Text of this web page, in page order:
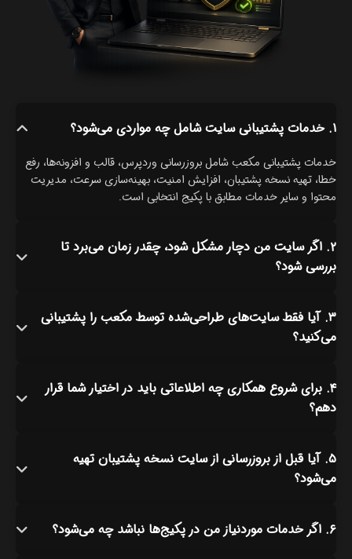
۱. خدمات پشتیبانی سایت شامل چه مواردی می‌شود؟
خدمات پشتیبانی مکعب شامل بروزرسانی وردپرس، قالب و افزونه‌ها، رفع
خطا، تهیه نسخه پشتیبان، افزایش امنیت، بهینه‌سازی سرعت، مدیریت
محتوا و سایر خدمات مطابق با پکیج انتخابی است.
۲. اگر سایت من دچار مشکل شود، چقدر زمان می‌برد تا
بررسی شود؟
۳. آیا فقط سایت‌های طراحی‌شده توسط مکعب را پشتیبانی
می‌کنید؟
۴. برای شروع همکاری چه اطلاعاتی باید در اختیار شما قرار
دهم؟
۵. آیا قبل از بروزرسانی از سایت نسخه پشتیبان تهیه
می‌شود؟
۶. اگر خدمات موردنیاز من در پکیج‌ها نباشد چه می‌شود؟